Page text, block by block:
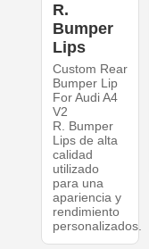
R.
Bumper
Lips
Custom Rear
Bumper Lip
For Audi A4
V2
R. Bumper
Lips de alta
calidad
utilizado
para una
apariencia y
rendimiento
personalizados.